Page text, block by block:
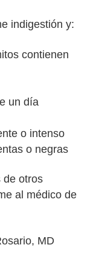
indigestión y:
contienen
un día
o intenso
o negras
de otros
al médico de
MD